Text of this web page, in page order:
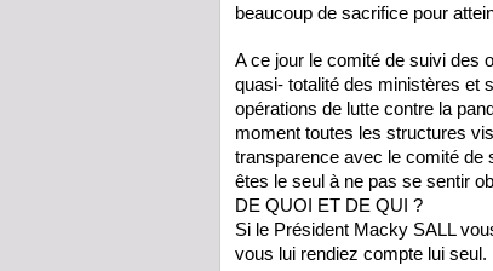
beaucoup de sacrifice pour
A ce jour le comité de suivi des
quasi- totalité des ministères et
opérations de lutte contre la
moment toutes les structures
transparence avec le comité de
êtes le seul à ne pas se sentir
DE QUOI ET DE QUI ?
Si le Président Macky SALL
vous lui rendiez compte lui